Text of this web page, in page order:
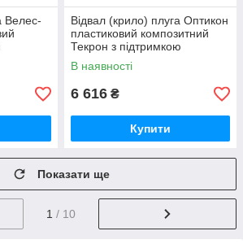
Велес-
Відвал (крило) плуга Оптикон
пластиковий композитний
Текрон з підтримкою
В наявності
6 616 ₴
Купити
Показати ще
1 / 10